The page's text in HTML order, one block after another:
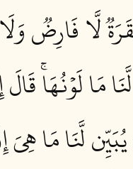
لَّا فَارِضٞ
مَا لَوۡنُهَاۚ
لَّنَا مَا